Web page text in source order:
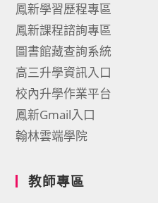
鳳新學習歷程專區
鳳新課程諮詢專區
圖書館藏查詢系統
高三升學資訊入口
校內升學作業平台
鳳新Gmail入口
翰林雲端學院
教師專區